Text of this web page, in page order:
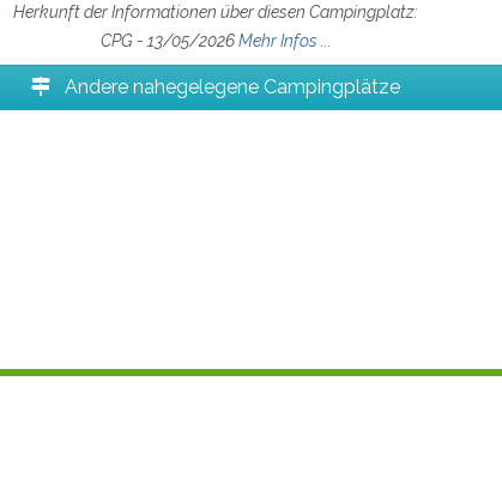
Herkunft der Informationen über diesen Campingplatz:
CPG - 13/05/2026Mehr Infos ...
Andere nahegelegene Campingplätze